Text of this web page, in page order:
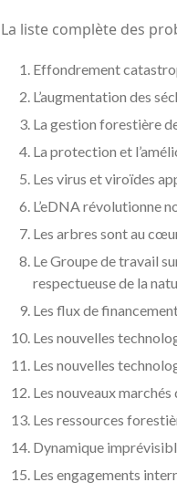
La liste complète des
Effondrement
L’augmentation des
La gestion forestière
La protection et
Les virus et viroïdes
L’eDNA révolutionne
Les arbres sont au
Le Groupe de travail
respectueuse de la
Les flux de
Les nouvelles
Les nouvelles
Les nouveaux
Les ressources
Dynamique
Les engagements